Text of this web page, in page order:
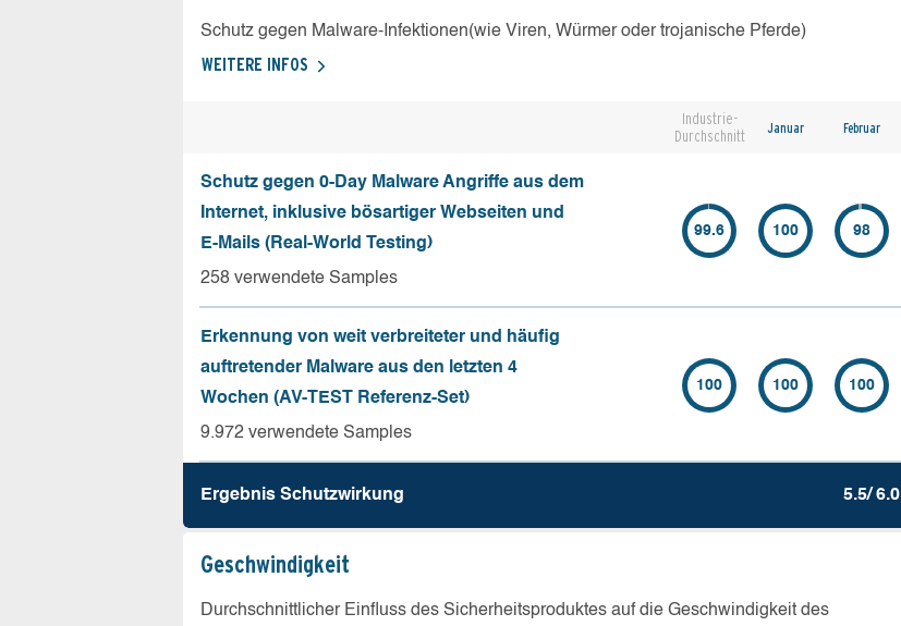
Schutz gegen Malware-Infektionen(wie Viren, Würmer oder trojanische Pferde)
WEITERE INFOS
Industrie-
Durchschnitt
Januar Februar
Schutz gegen 0-Day Malware Angriffe aus dem
Internet, inklusive bösartiger Webseiten und
E-Mails (Real-World Testing)
258 verwendete Samples
99.6 100 98
Erkennung von weit verbreiteter und häufig
auftretender Malware aus den letzten 4
Wochen (AV-TEST Referenz-Set)
9.972 verwendete Samples
100 100 100
Ergebnis Schutz­wirkung 5.5/ 6.0
Geschw­indigkeit
Durchschnittlicher Einfluss des Sicherheitsproduktes auf die Geschwindigkeit des